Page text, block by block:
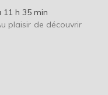
h 35 min
plaisir de découvrir